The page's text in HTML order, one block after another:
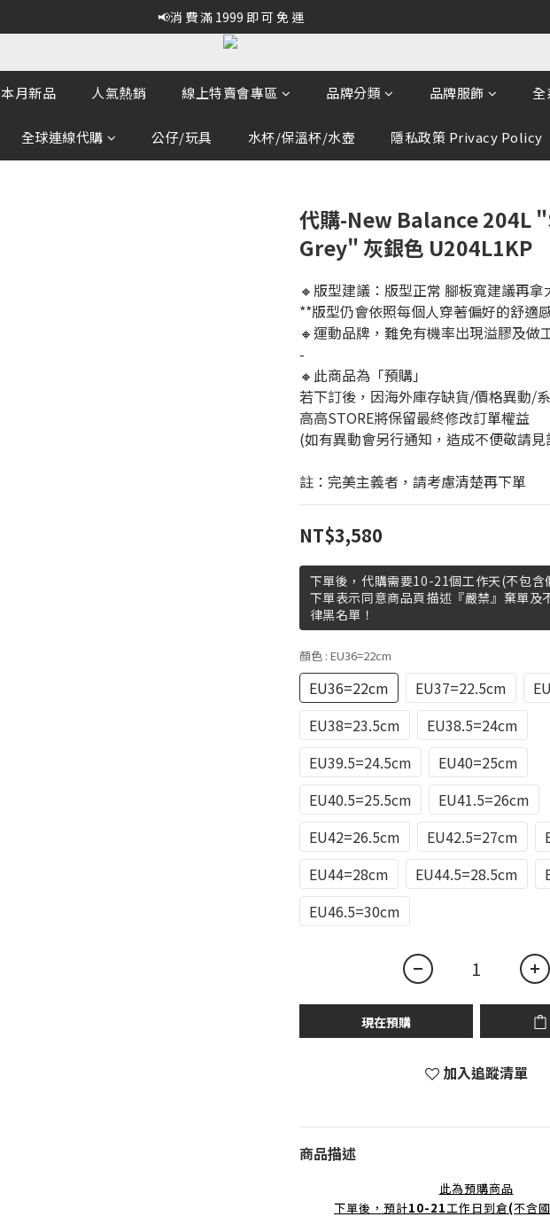
📢消 費 滿 1999 即 可 免 運
本月新品 人氣熱銷 線上特賣會專區 品牌分類 品牌服飾 全
全球連線代購 公仔/玩具 水杯/保溫杯/水壺 隱私政策 Privacy Policy
代購-New Balance 204L
Grey" 灰銀色 U204L1KP
🔸版型建議：版型正常 腳板寬建議再拿
**版型仍會依照每個人穿著偏好的舒適
🔸運動品牌，難免有機率出現溢膠及做
-
🔸此商品為「預購」
若下訂後，因海外庫存缺貨/價格異動/
高高STORE將保留最終修改訂單權益
(如有異動會另行通知，造成不便敬請見
註：完美主義者，請考慮清楚再下單
NT$3,580
下單後，代購需要10-21個工作天(不包含
下單表示同意商品頁描述『嚴禁』棄單及
律黑名單！
顏色 : EU36=22cm
EU36=22cm EU37=22.5cm
EU38=23.5cm
EU38.5=24cm
EU39.5=24.5cm
EU40=25cm
EU40.5=25.5cm
EU41.5=26cm
EU42=26.5cm
EU42.5=27cm
EU44=28cm
EU44.5=28.5cm
EU46.5=30cm
現在預購
加入追蹤清單
商品描述
此為預購商品
下單後，預計10-21工作日到倉(不含